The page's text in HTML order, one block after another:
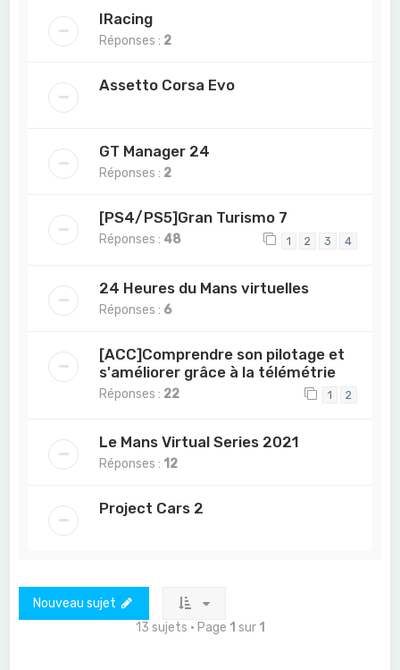
IRacing
Réponses : 2
Assetto Corsa Evo
GT Manager 24
Réponses : 2
[PS4/PS5]Gran Turismo 7
Réponses : 48 1 2 3 4
24 Heures du Mans virtuelles
Réponses : 6
[ACC]Comprendre son pilotage et
s'améliorer grâce à la télémétrie
Réponses : 22 1 2
Le Mans Virtual Series 2021
Réponses : 12
Project Cars 2
Nouveau sujet
13 sujets • Page 1 sur 1